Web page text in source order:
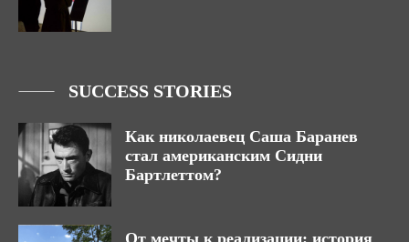
SUCCESS STORIES
Как николаевец Саша Баранев
стал американским Сидни
Бартлеттом?
От мечты к реализации: история